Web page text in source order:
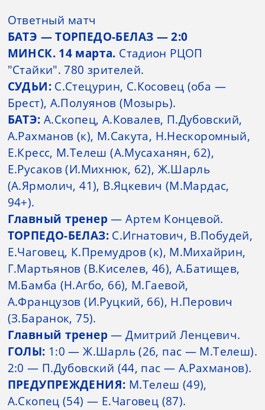
Ответный матч
БАТЭ — ТОРПЕДО-БЕЛАЗ — 2:0
МИНСК. 14 марта. Стадион РЦОП
"Стайки". 780 зрителей.
СУДЬИ: С.Стецурин, С.Косовец (оба —
Брест), А.Полуянов (Мозырь).
БАТЭ: А.Скопец, А.Ковалев, П.Дубовский,
А.Рахманов (к), М.Сакута, Н.Нескоромный,
Е.Кресс, М.Телеш (А.Мусаханян, 62),
Е.Русаков (И.Михнюк, 62), Ж.Шарль
(А.Ярмолич, 41), В.Яцкевич (М.Мардас,
94+).
Главный тренер— Артем Концевой.
ТОРПЕДО-БЕЛАЗ: С.Игнатович, В.Побудей,
Е.Чаговец, К.Премудров (к), М.Михайрин,
Г.Мартьянов (В.Киселев, 46), А.Батищев,
М.Бамба (Н.Агбо, 66), М.Гаевой,
А.Французов (И.Руцкий, 66), Н.Перович
(З.Баранок, 75).
Главный тренер— Дмитрий Ленцевич.
ГОЛЫ: 1:0 — Ж.Шарль (26, пас — М.Телеш).
2:0 — П.Дубовский (44, пас — А.Рахманов).
ПРЕДУПРЕЖДЕНИЯ: М.Телеш (49),
А.Скопец (54) — Е.Чаговец (87).